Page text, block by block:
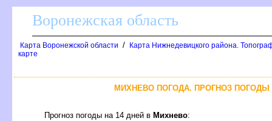
оронежская область
Карта Воронежской области /
Карта Нижнедевицкого района.
карте
МИХНЕВО ПОГОДА. ПРОГНОЗ
Прогноз погоды на 14 дней Михнево: